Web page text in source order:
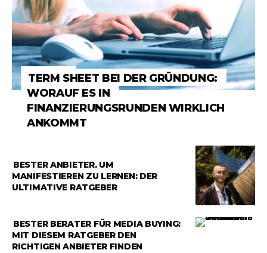
TERM SHEET BEI DER GRÜNDUNG:
WORAUF ES IN
FINANZIERUNGSRUNDEN WIRKLICH
ANKOMMT
RATGEBER
BESTER ANBIETER, UM
MANIFESTIEREN ZU LERNEN: DER
ULTIMATIVE RATGEBER
RATGEBER
BESTER BERATER FÜR MEDIA BUYING:
MIT DIESEM RATGEBER DEN
RICHTIGEN ANBIETER FINDEN